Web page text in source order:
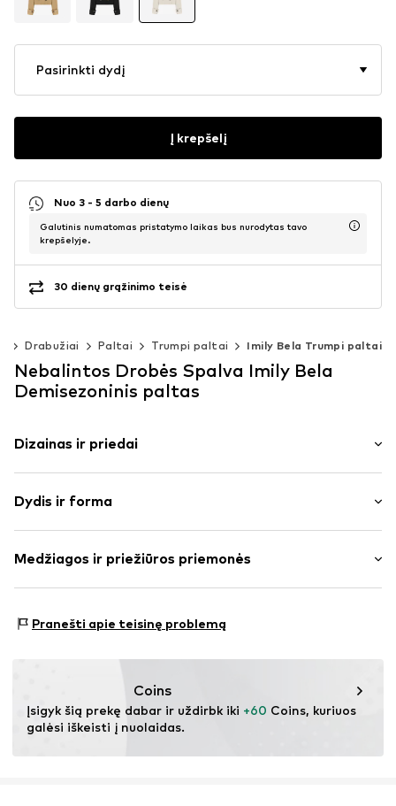
Pasirinkti dydį
Į krepšelį
Nuo 3 - 5 darbo dienų
Galutinis numatomas pristatymo laikas bus nurodytas tavo
krepšelyje.
30 dienų grąžinimo teisė
Drabužiai Paltai Trumpi paltai Imily Bela Trumpi paltai
Nebalintos Drobės Spalva Imily Bela
Demisezoninis paltas
Dizainas ir priedai
Lietpaltis
Apykaklės atvartas
Tvirta tekstūra
Dydis ir forma
Pritaikomumas: Įprastas prigludimas
Medžiagos ir priežiūros priemonės
Kilmės šalis: Kinija
Pranešti apie teisinę problemą
Coins
Įsigyk šią prekę dabar ir uždirbk iki +60 Coins, kuriuos
galėsi iškeisti į nuolaidas.